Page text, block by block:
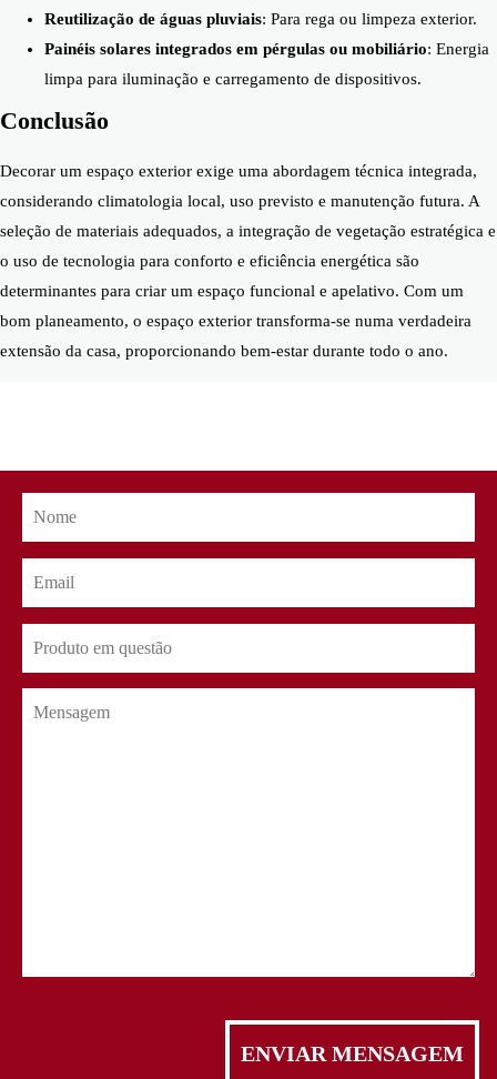
Reutilização de águas pluviais: Para rega ou limpeza exterior.
Painéis solares integrados em pérgulas ou mobiliário: Energia
limpa para iluminação e carregamento de dispositivos.
Conclusão
Decorar um espaço exterior exige uma abordagem técnica integrada,
considerando climatologia local, uso previsto e manutenção futura. A
seleção de materiais adequados, a integração de vegetação estratégica e
o uso de tecnologia para conforto e eficiência energética são
determinantes para criar um espaço funcional e apelativo. Com um
bom planeamento, o espaço exterior transforma-se numa verdadeira
extensão da casa, proporcionando bem-estar durante todo o ano.